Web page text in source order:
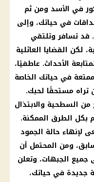
في الأسد ومن ثم
في حياتك، وإلى
قد تسافر وتلتقي
لكن القضايا العائلية
الأحداث. عاطفيًا،
في حياتك الخاصة
تراه مستحقًا لحبك.
السطحية والابتذال
بكل الطرق الممكنة.
لإنهاء حالة الجمود
ومن المحتمل أن
الجبهات، وتعلن
جديدة في حياتك،